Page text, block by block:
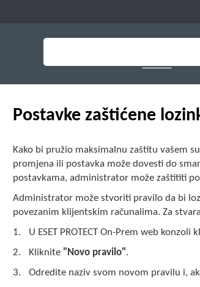
Postavke zaštićene
Kako bi pružio maksimalnu zaštitu vašem
promjena ili postavka može dovesti do
postavkama, administrator može zaštititi
Administrator može stvoriti pravilo da bi
povezanim klijentskim računalima. Za
U ESET PROTECT On-Prem web konzoli
Kliknite "Novo pravilo".
Odredite naziv svom novom pravilu i,